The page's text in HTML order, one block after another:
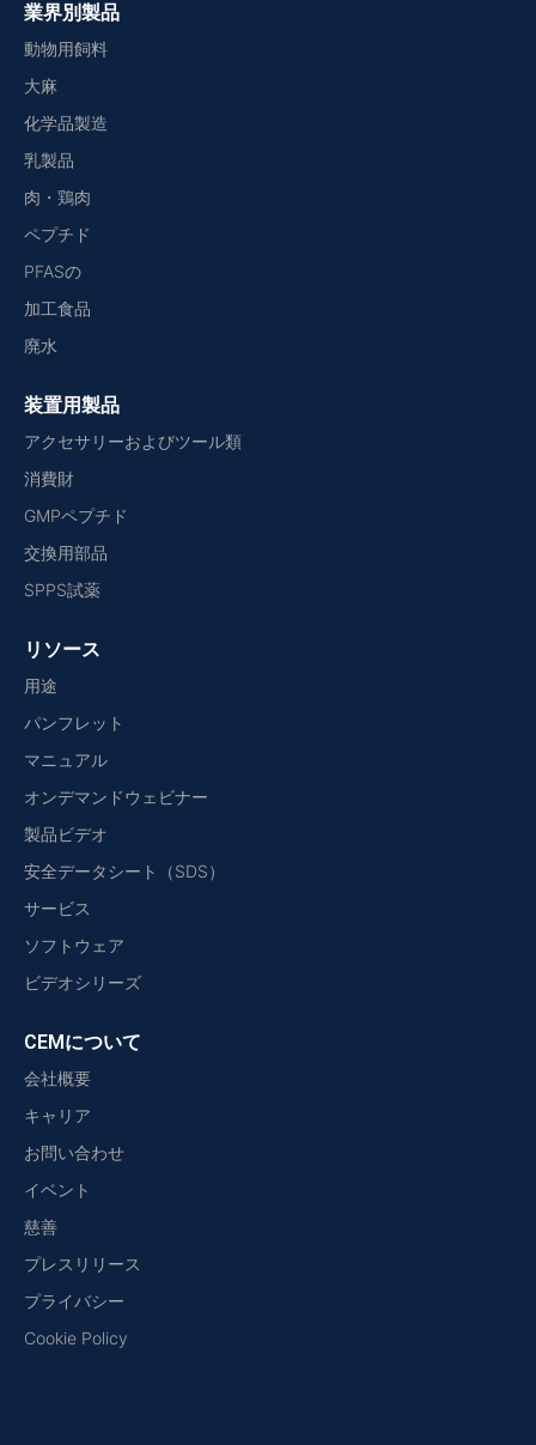
業界別製品
動物用飼料
大麻
化学品製造
乳製品
肉・鶏肉
ペプチド
PFASの
加工食品
廃水
装置用製品
アクセサリーおよびツール類
消費財
GMPペプチド
交換用部品
SPPS試薬
リソース
用途
パンフレット
マニュアル
オンデマンドウェビナー
製品ビデオ
安全データシート（SDS）
サービス
ソフトウェア
ビデオシリーズ
CEMについて
会社概要
キャリア
お問い合わせ
イベント
慈善
プレスリリース
プライバシー
Cookie Policy